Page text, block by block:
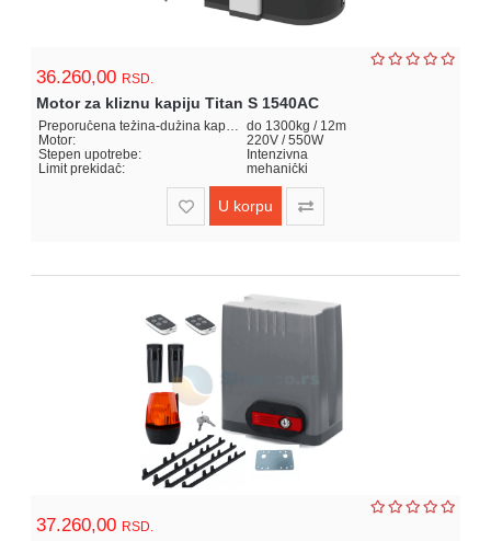
36.260,00 RSD.
Motor za kliznu kapiju Titan S 1540AC
Preporučena težina-dužina kapije: do 1300kg / 12m
Motor:
220V / 550W
Stepen upotrebe:
Intenzivna
Limit prekidač:
mehanički
U korpu
37.260,00 RSD.